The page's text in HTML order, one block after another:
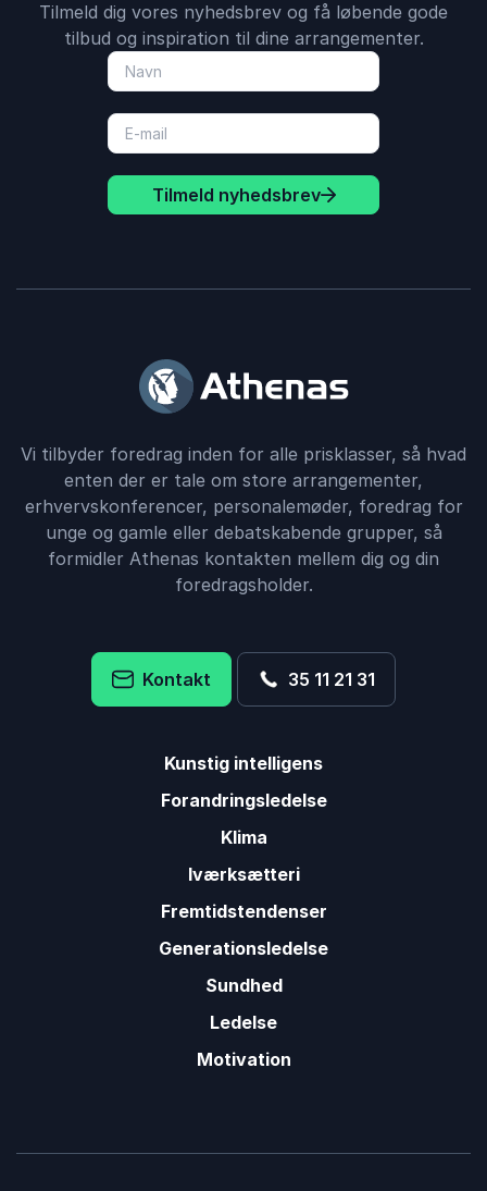
Tilmeld dig vores nyhedsbrev og få løbende gode
tilbud og inspiration til dine arrangementer.
Tilmeld nyhedsbrev
Vi tilbyder foredrag inden for alle prisklasser, så hvad
enten der er tale om store arrangementer,
erhvervskonferencer, personalemøder, foredrag for
unge og gamle eller debatskabende grupper, så
formidler Athenas kontakten mellem dig og din
foredragsholder.
Kontakt 35 11 21 31
Kunstig intelligens
Forandringsledelse
Klima
Iværksætteri
Fremtidstendenser
Generationsledelse
Sundhed
Ledelse
Motivation